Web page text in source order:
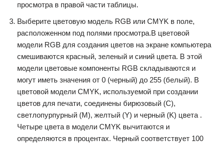
просмотра в правой части таблицы.
Выберите цветовую модель RGB или CMYK в поле,
расположенном под полями просмотра.В цветовой
модели RGB для создания цветов на экране компьютера
смешиваются красный, зеленый и синий цвета. В этой
модели цветовые компоненты RGB складываются и
могут иметь значения от 0 (черный) до 255 (белый). В
цветовой модели CMYK, используемой при создании
цветов для печати, соединены бирюзовый (C),
светлопурпурный (M), желтый (Y) и черный (K) цвета .
Четыре цвета в модели CMYK вычитаются и
определяются в процентах. Черный соответствует 100